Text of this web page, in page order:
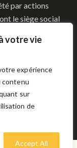
votre vie
expérience
contenu
sur
de
Accept All
par actions
le siège social
9609Z